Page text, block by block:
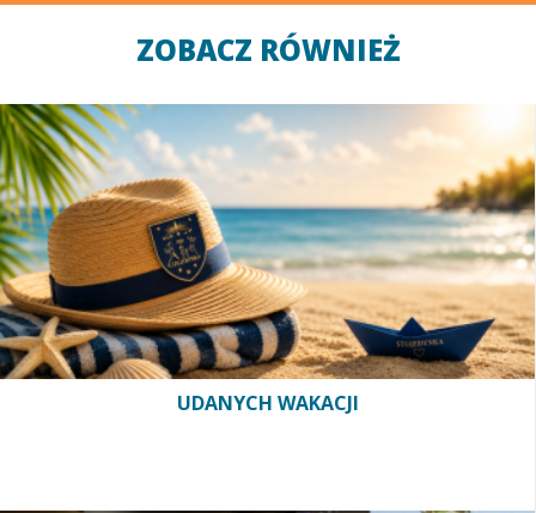
ZOBACZ RÓWNIEŻ
UDANYCH WAKACJI